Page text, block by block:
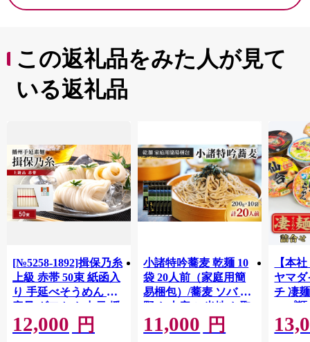
この返礼品をみた人が見て
いる返礼品
[№5258-1892]揖保乃糸
上級 赤帯 50束 紙函入
り 手延べそうめん 大
容量 ギフト お中元 播
州そうめん
12,000 円
小諸特吟蕎麦 乾麺 10
袋 20人前（家庭用簡
易梱包）/蕎麦 ソバ 長
野 お土産 ご当地 お取
り寄せ 麺類 信州そば
麺類
11,000 円
【本
ヤマ
チ 凄
ップ
せ セ
ーメン